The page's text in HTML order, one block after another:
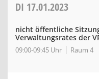
DI 17.01.2023
nicht öffentliche
Verwaltungsrates der
09:00-09:45 Uhr Raum 4